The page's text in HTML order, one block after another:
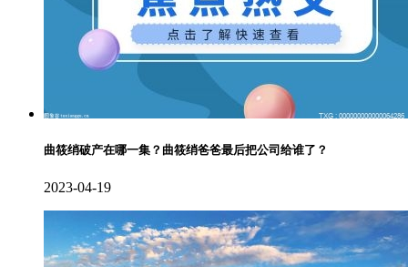
曲筱绡破产在哪一集？曲筱绡爸爸最后把公司给谁了？
2023-04-19